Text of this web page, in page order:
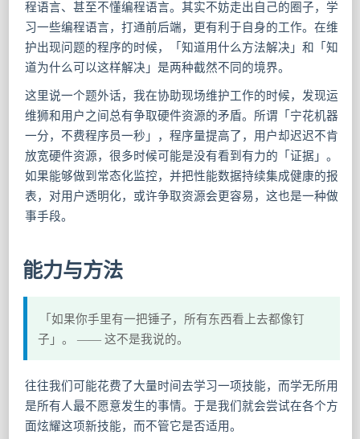
程语言、甚至不懂编程语言。其实不妨走出自己的圈子，学
习一些编程语言，打通前后端，更有利于自身的工作。在维
护出现问题的程序的时候，「知道用什么方法解决」和「知
道为什么可以这样解决」是两种截然不同的境界。
这里说一个题外话，我在协助现场维护工作的时候，发现运
维狮和用户之间总有争取硬件资源的矛盾。所谓「宁花机器
一分，不费程序员一秒」，程序量提高了，用户却迟迟不肯
放宽硬件资源，很多时候可能是没有看到有力的「证据」。
如果能够做到常态化监控，并把性能数据持续集成健康的报
表，对用户透明化，或许争取资源会更容易，这也是一种做
事手段。
能力与方法
「如果你手里有一把锤子，所有东西看上去都像钉
子」。 —— 这不是我说的。
往往我们可能花费了大量时间去学习一项技能，而学无所用
是所有人最不愿意发生的事情。于是我们就会尝试在各个方
面炫耀这项新技能，而不管它是否适用。